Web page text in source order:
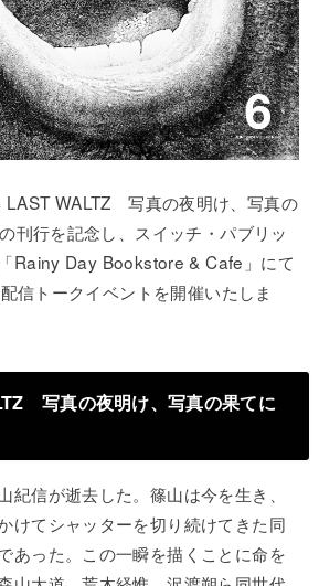
LAST WALTZ 写真の夜明け、写真の
刊行を記念し、スイッチ・パブリッ
Rainy Day Bookstore & Cafe」にて
信トークイベントを開催いたしま
写真の夜明け、写真の果てに
紀信が逝去した。篠山は今を生き、
けてシャッターを切り続けてきた同
あった。この一瞬を描くことに命を